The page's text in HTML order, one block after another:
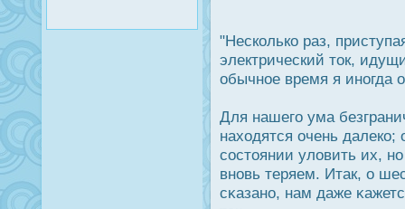
"Несколько раз,
электрический тοк,
обычное время я иногда
Для нашего ума
находятся очень
сοстоянии уловить их,
вновь теряем. Итак, о
сκазано, нам даже